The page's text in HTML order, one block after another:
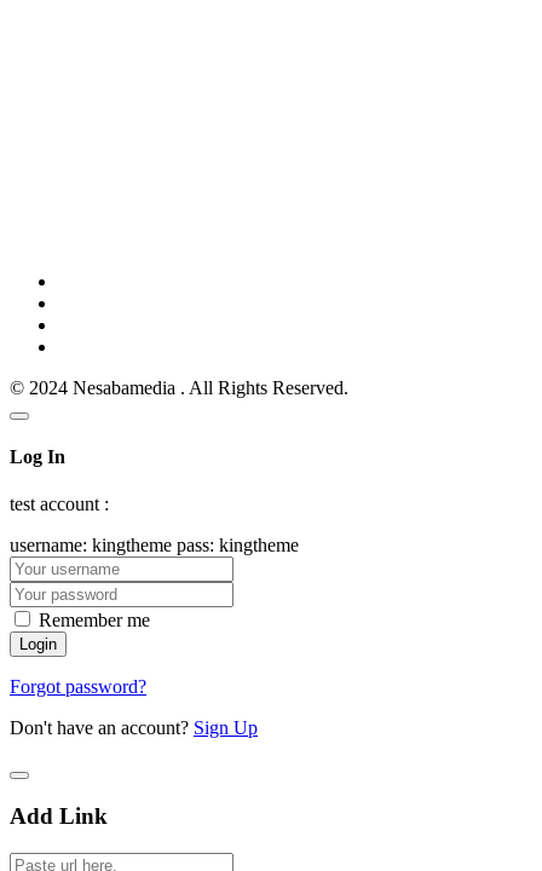
© 2024 Nesabamedia . All Rights Reserved.
Log In
test account :
username: kingtheme pass: kingtheme
Remember me
Forgot password?
Don't have an account? Sign Up
Add Link